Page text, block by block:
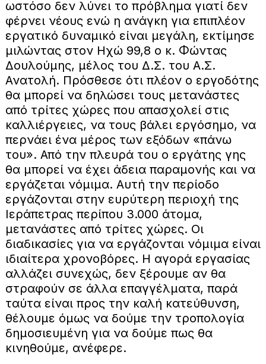
ωστόσο δεν λύνει το πρόβλημα γιατί δεν
φέρνει νέους ενώ η ανάγκη για επιπλέον
εργατικό δυναμικό είναι μεγάλη, εκτίμησε
μιλώντας στον Ηχώ 99,8 ο κ. Φώντας
Δουλούμης, μέλος του Δ.Σ. του Α.Σ.
Ανατολή. Πρόσθεσε ότι πλέον ο εργοδότης
θα μπορεί να δηλώσει τους μετανάστες
από τρίτες χώρες που απασχολεί στις
καλλιέργειες, να τους βάλει εργόσημο, να
περνάει ένα μέρος των εξόδων «πάνω
του». Από την πλευρά του ο εργάτης γης
θα μπορεί να έχει άδεια παραμονής και να
εργάζεται νόμιμα. Αυτή την περίοδο
εργάζονται στην ευρύτερη περιοχή της
Ιεράπετρας περίπου 3.000 άτομα,
μετανάστες από τρίτες χώρες. Οι
διαδικασίες για να εργάζονται νόμιμα είναι
ιδιαίτερα χρονοβόρες. Η αγορά εργασίας
αλλάζει συνεχώς, δεν ξέρουμε αν θα
στραφούν σε άλλα επαγγέλματα, παρά
ταύτα είναι προς την καλή κατεύθυνση,
θέλουμε όμως να δούμε την τροπολογία
δημοσιευμένη για να δούμε πως θα
κινηθούμε, ανέφερε.